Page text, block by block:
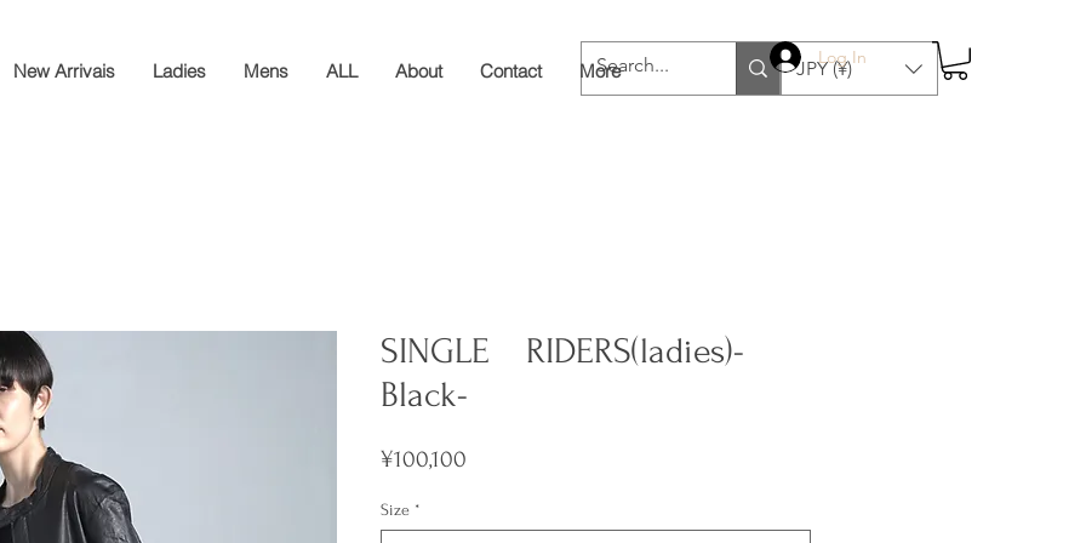
New Arrivais Ladies Mens ALL About Contact More
Log In
JPY (¥)
SINGLE RIDERS(ladies)-
Black-
¥100,100
Size *